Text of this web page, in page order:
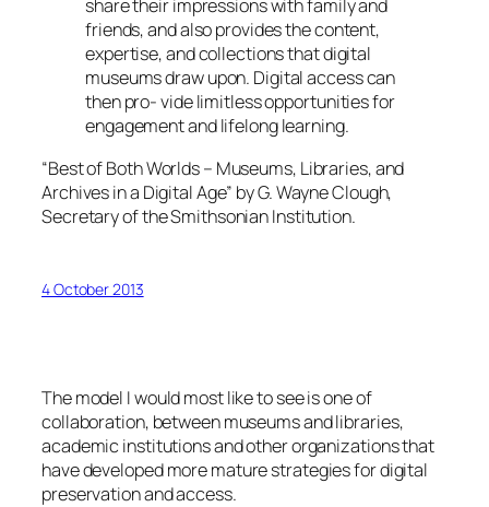
share their impressions with family and
friends, and also provides the content,
expertise, and collections that digital
museums draw upon. Digital access can
then pro- vide limitless opportunities for
engagement and lifelong learning.
“Best of Both Worlds – Museums, Libraries, and
Archives in a Digital Age” by G. Wayne Clough,
Secretary of the Smithsonian Institution.
4 October 2013
The model I would most like to see is one of
collaboration, between museums and libraries,
academic institutions and other organizations that
have developed more mature strategies for digital
preservation and access.